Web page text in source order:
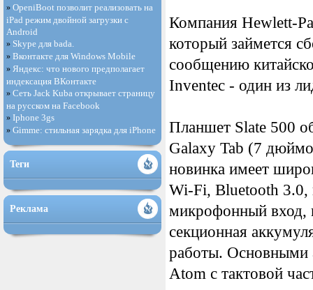
Компания Hewlett-
который займется
сообщению
Inventec - один из
Планшет Slate 500
Galaxy Tab (7
новинка имеет
Wi-Fi, Bluetooth 3.0,
микрофонный вход,
секционная
работы. Основными
Atom с тактовой
» OpeniBoot позволит реализовать на
iPad режим двойной загрузки с
Android
» Skype для bada.
» Вконтакте для Windows Mobile
» Яндекс: что нового предполагает
индексация ВКонтакте
» Сеть Jack Kuba открывает страницу
на русском на Facebook
» Iphone 3gs
» Gimme: стильная зарядка для iPhone
Теги
Реклама